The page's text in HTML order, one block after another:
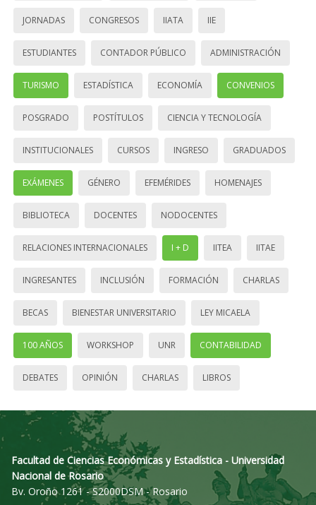
JORNADAS CONGRESOS IIATA IIE
ESTUDIANTES CONTADOR PÚBLICO ADMINISTRACIÓN
TURISMO ESTADÍSTICA ECONOMÍA CONVENIOS
POSGRADO POSTÍTULOS CIENCIA Y TECNOLOGÍA
INSTITUCIONALES CURSOS INGRESO GRADUADOS
EXÁMENES GÉNERO EFEMÉRIDES HOMENAJES
BIBLIOTECA DOCENTES NODOCENTES
RELACIONES INTERNACIONALES I + D IITEA IITAE
INGRESANTES INCLUSIÓN FORMACIÓN CHARLAS
BECAS BIENESTAR UNIVERSITARIO LEY MICAELA
100 AÑOS WORKSHOP UNR CONTABILIDAD
DEBATES OPINIÓN CHARLAS LIBROS
Facultad de Ciencias Económicas y Estadística - Universidad
Nacional de Rosario
Bv. Oroño 1261 - S2000DSM - Rosario